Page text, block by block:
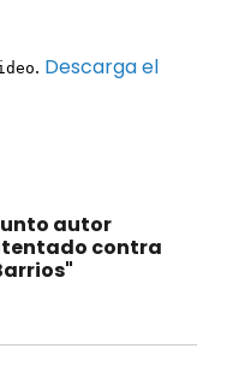
. Descarga el
autor
contra